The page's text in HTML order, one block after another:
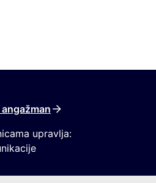
upravlja: